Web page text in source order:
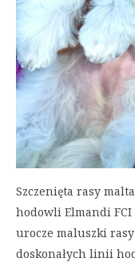
Szczenięta rasy
hodowli Elmandi
urocze maluszki
doskonałych linii